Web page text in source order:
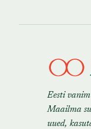
Eesti
Maailma
uued,